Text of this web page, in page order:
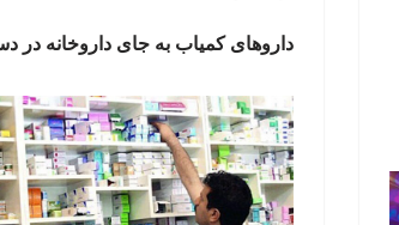
داروهای کمیاب به جای داروخانه در